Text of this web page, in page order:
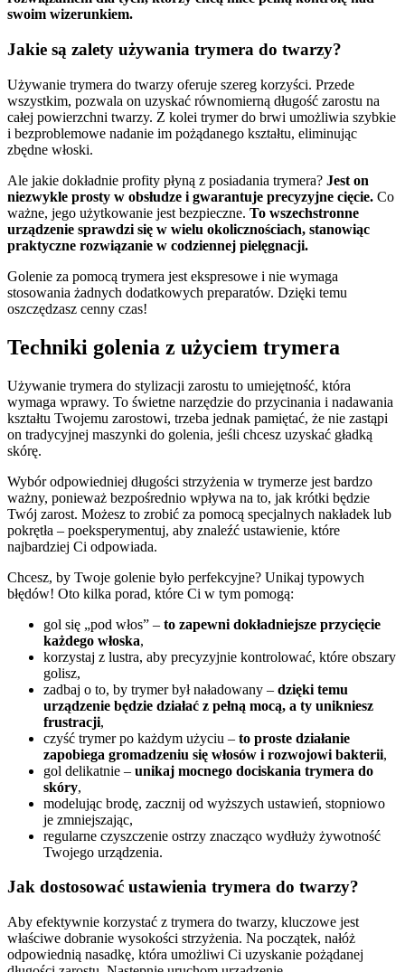
swoim wizerunkiem.
Jakie są zalety używania trymera do twarzy?
Używanie trymera do twarzy oferuje szereg korzyści. Przede
wszystkim, pozwala on uzyskać równomierną długość zarostu na
całej powierzchni twarzy. Z kolei trymer do brwi umożliwia szybkie
i bezproblemowe nadanie im pożądanego kształtu, eliminując
zbędne włoski.
Ale jakie dokładnie profity płyną z posiadania trymera? Jest on
niezwykle prosty w obsłudze i gwarantuje precyzyjne cięcie. Co
ważne, jego użytkowanie jest bezpieczne. To wszechstronne
urządzenie sprawdzi się w wielu okolicznościach, stanowiąc
praktyczne rozwiązanie w codziennej pielęgnacji.
Golenie za pomocą trymera jest ekspresowe i nie wymaga
stosowania żadnych dodatkowych preparatów. Dzięki temu
oszczędzasz cenny czas!
Techniki golenia z użyciem trymera
Używanie trymera do stylizacji zarostu to umiejętność, która
wymaga wprawy. To świetne narzędzie do przycinania i nadawania
kształtu Twojemu zarostowi, trzeba jednak pamiętać, że nie zastąpi
on tradycyjnej maszynki do golenia, jeśli chcesz uzyskać gładką
skórę.
Wybór odpowiedniej długości strzyżenia w trymerze jest bardzo
ważny, ponieważ bezpośrednio wpływa na to, jak krótki będzie
Twój zarost. Możesz to zrobić za pomocą specjalnych nakładek lub
pokrętła – poeksperymentuj, aby znaleźć ustawienie, które
najbardziej Ci odpowiada.
Chcesz, by Twoje golenie było perfekcyjne? Unikaj typowych
błędów! Oto kilka porad, które Ci w tym pomogą:
gol się „pod włos” – to zapewni dokładniejsze przycięcie
każdego włoska,
korzystaj z lustra, aby precyzyjnie kontrolować, które obszary
golisz,
zadbaj o to, by trymer był naładowany – dzięki temu
urządzenie będzie działać z pełną mocą, a ty unikniesz
frustracji,
czyść trymer po każdym użyciu – to proste działanie
zapobiega gromadzeniu się włosów i rozwojowi bakterii,
gol delikatnie – unikaj mocnego dociskania trymera do
skóry,
modelując brodę, zacznij od wyższych ustawień, stopniowo
je zmniejszając,
regularne czyszczenie ostrzy znacząco wydłuży żywotność
Twojego urządzenia.
Jak dostosować ustawienia trymera do twarzy?
Aby efektywnie korzystać z trymera do twarzy, kluczowe jest
właściwe dobranie wysokości strzyżenia. Na początek, nałóż
odpowiednią nasadkę, która umożliwi Ci uzyskanie pożądanej